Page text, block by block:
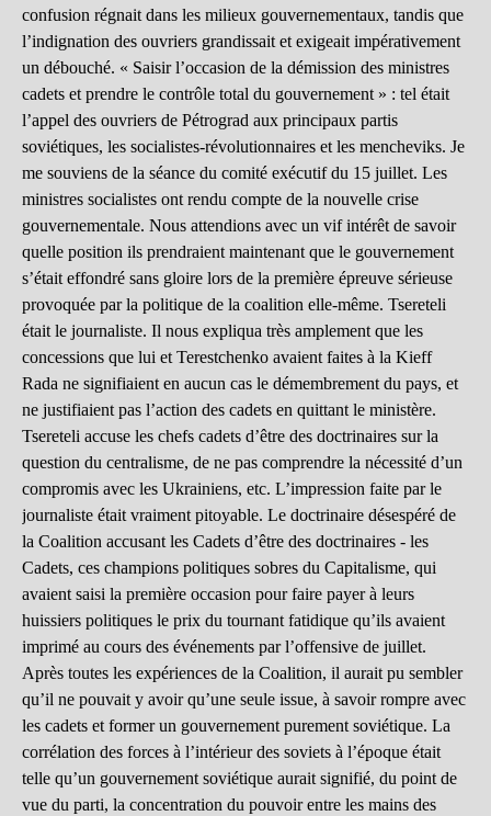
confusion régnait dans les milieux gouvernementaux, tandis que
l’indignation des ouvriers grandissait et exigeait impérativement
un débouché. « Saisir l’occasion de la démission des ministres
cadets et prendre le contrôle total du gouvernement » : tel était
l’appel des ouvriers de Pétrograd aux principaux partis
soviétiques, les socialistes-révolutionnaires et les mencheviks. Je
me souviens de la séance du comité exécutif du 15 juillet. Les
ministres socialistes ont rendu compte de la nouvelle crise
gouvernementale. Nous attendions avec un vif intérêt de savoir
quelle position ils prendraient maintenant que le gouvernement
s’était effondré sans gloire lors de la première épreuve sérieuse
provoquée par la politique de la coalition elle-même. Tsereteli
était le journaliste. Il nous expliqua très amplement que les
concessions que lui et Terestchenko avaient faites à la Kieff
Rada ne signifiaient en aucun cas le démembrement du pays, et
ne justifiaient pas l’action des cadets en quittant le ministère.
Tsereteli accuse les chefs cadets d’être des doctrinaires sur la
question du centralisme, de ne pas comprendre la nécessité d’un
compromis avec les Ukrainiens, etc. L’impression faite par le
journaliste était vraiment pitoyable. Le doctrinaire désespéré de
la Coalition accusant les Cadets d’être des doctrinaires - les
Cadets, ces champions politiques sobres du Capitalisme, qui
avaient saisi la première occasion pour faire payer à leurs
huissiers politiques le prix du tournant fatidique qu’ils avaient
imprimé au cours des événements par l’offensive de juillet.
Après toutes les expériences de la Coalition, il aurait pu sembler
qu’il ne pouvait y avoir qu’une seule issue, à savoir rompre avec
les cadets et former un gouvernement purement soviétique. La
corrélation des forces à l’intérieur des soviets à l’époque était
telle qu’un gouvernement soviétique aurait signifié, du point de
vue du parti, la concentration du pouvoir entre les mains des